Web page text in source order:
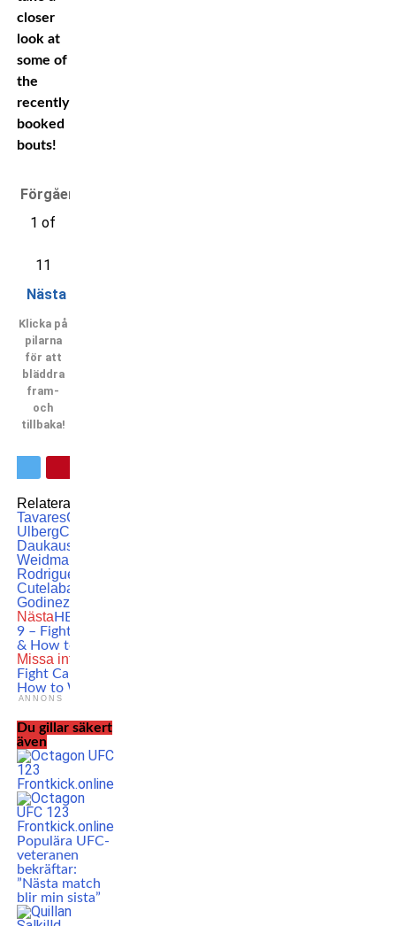
closer
look at
some of
the
recently
booked
bouts!
Förgående
1 of
11
Nästa
Klicka på
pilarna
för att
bläddra
fram-
och
tillbaka!
Relaterade ämnen:
TavaresCarlos
UlbergChris
Daukaus
Weidman
Rodrigues
Cutelaba
Godinez
Nästa HEXAGONE MMA
9 – Fight Card, Start Time
& How to Watch
Missa inte
Fight Card, Start Time &
How to Watch
ANNONS
Du gillar säkert
även
Populära UFC-
veteranen
bekräftar:
”Nästa match
blir min sista”